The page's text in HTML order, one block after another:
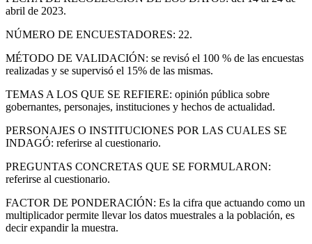
abril de 2023.
NÚMERO DE ENCUESTADORES: 22.
MÉTODO DE VALIDACIÓN: se revisó el 100 % de las encuestas
realizadas y se supervisó el 15% de las mismas.
TEMAS A LOS QUE SE REFIERE: opinión pública sobre
gobernantes, personajes, instituciones y hechos de actualidad.
PERSONAJES O INSTITUCIONES POR LAS CUALES SE
INDAGÓ: referirse al cuestionario.
PREGUNTAS CONCRETAS QUE SE FORMULARON:
referirse al cuestionario.
FACTOR DE PONDERACIÓN: Es la cifra que actuando como un
multiplicador permite llevar los datos muestrales a la población, es
decir expandir la muestra.